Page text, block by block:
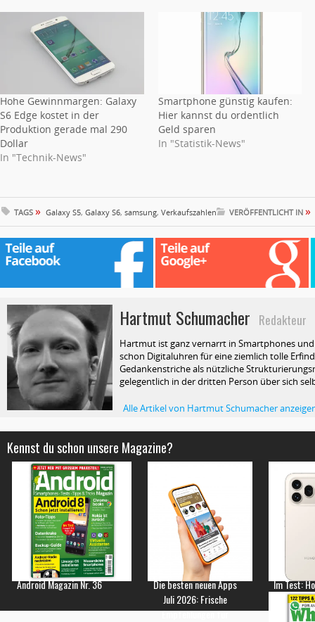
Hohe Gewinnmargen: Galaxy
S6 Edge kostet in der
Produktion gerade mal 290
Dollar
In "Technik-News"
Smartphone günstig kaufen:
Hier kannst du ordentlich
Geld sparen
In "Statistik-News"
TAGS » Galaxy S5, Galaxy S6, samsung, Verkaufszahlen VERÖFFENTLICHT IN »
Hartmut Schumacher Redakteur
Hartmut ist ganz vernarrt in Smartphones
schon Digitaluhren für eine ziemlich tolle
Gedankenstriche als nützliche
gelegentlich in der dritten Person über sich
Alle Artikel von Hartmut Schumacher
Kennst du schon unsere Magazine?
Android Magazin Nr. 36
Die besten neuen Apps
Juli 2026: Frische
Empfehlungen für
Im Test: